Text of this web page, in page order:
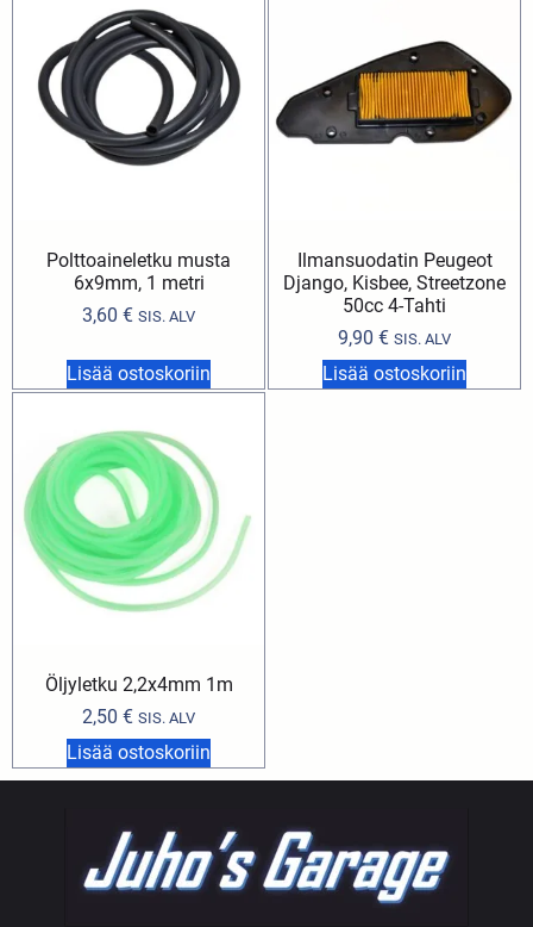
Polttoaineletku musta
6x9mm, 1 metri
3,60 € SIS. ALV
Lisää ostoskoriin
Ilmansuodatin Peugeot
Django, Kisbee, Streetzone
50cc 4-Tahti
9,90 € SIS. ALV
Lisää ostoskoriin
Öljyletku 2,2x4mm 1m
2,50 € SIS. ALV
Lisää ostoskoriin